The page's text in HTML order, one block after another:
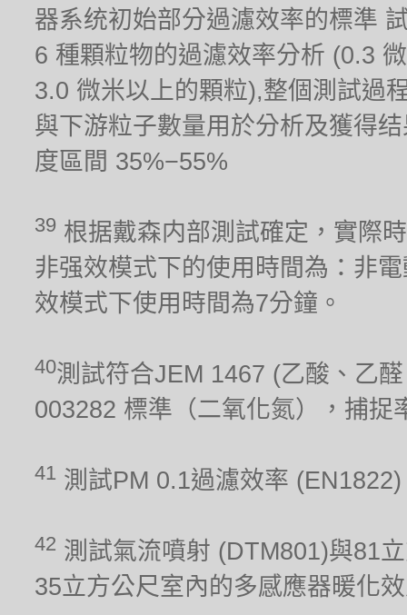
器系统初始部分過濾效率的標準
6 種顆粒物的過濾效率分析 (0.3
3.0 微米以上的顆粒),整個測試過
與下游粒子數量用於分析及獲得
度區間 35%−55%
39 根据戴森内部測試確定，實際
非强效模式下的使用時間為：非
效模式下使用時間為7分鐘。
40測試符合JEM 1467 (乙酸、乙
003282 標準（二氧化氮），捕捉
41 測試PM 0.1過濾效率 (EN1822)
42 測試氣流噴射 (DTM801)與81
35立方公尺室內的多感應器暖化